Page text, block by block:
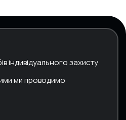
індивідуального захисту
ми проводимо